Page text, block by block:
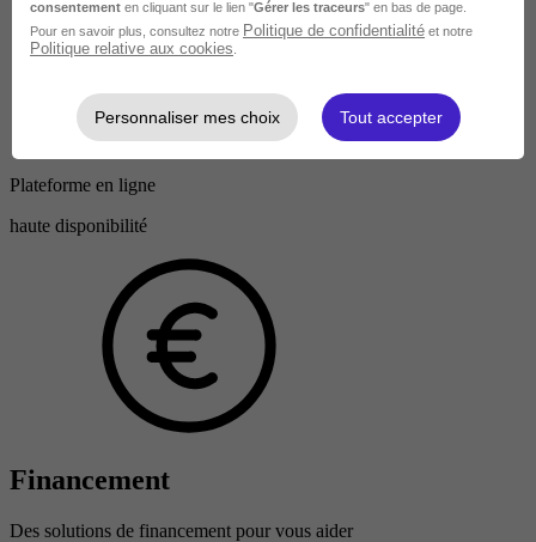
Plateforme en ligne
haute disponibilité
Financement
Des solutions de financement pour vous aider
consentement en cliquant sur le lien "Gérer les traceurs" en bas de page.
Pour en savoir plus, consultez notre Politique de confidentialité et notre
Politique relative aux cookies
Personnaliser mes choix Tout accepter